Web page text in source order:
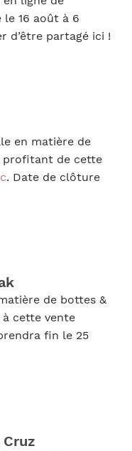
16 août à 6
d’être partagé ici !
en matière de
profitant de cette
. Date de clôture
de bottes &
à cette vente
fin le 25